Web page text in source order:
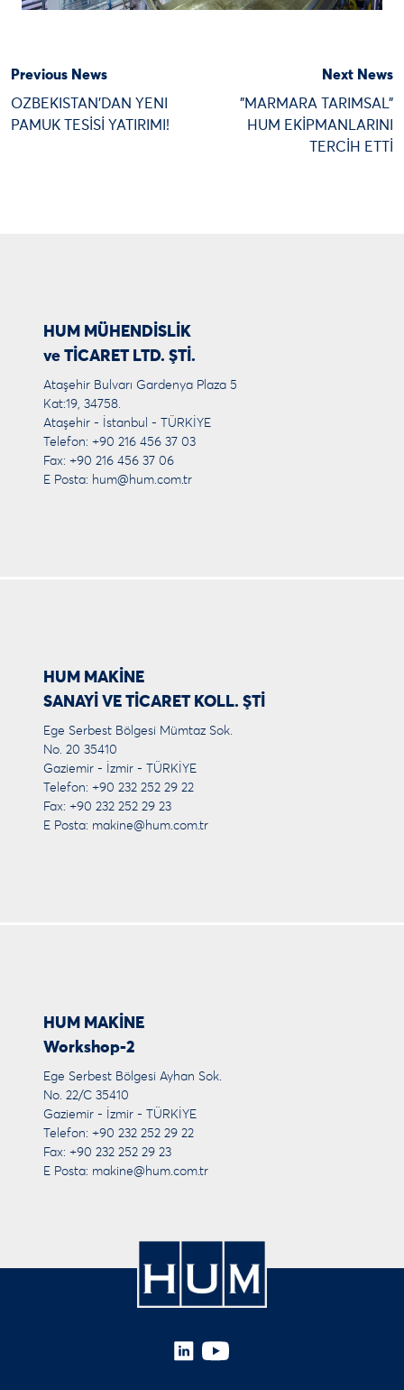
Previous News
OZBEKISTAN’DAN YENI
PAMUK TESİSİ YATIRIMI!
Next News
"MARMARA TARIMSAL"
HUM EKİPMANLARINI
TERCİH ETTİ
HUM MÜHENDİSLİK
ve TİCARET LTD. ŞTİ.
Ataşehir Bulvarı Gardenya Plaza 5
Kat:19, 34758.
Ataşehir - İstanbul - TÜRKİYE
Telefon: +90 216 456 37 03
Fax: +90 216 456 37 06
E Posta: hum@hum.com.tr
HUM MAKİNE
SANAYİ VE TİCARET KOLL. ŞTİ
Ege Serbest Bölgesi Mümtaz Sok.
No. 20 35410
Gaziemir - İzmir - TÜRKİYE
Telefon: +90 232 252 29 22
Fax: +90 232 252 29 23
E Posta: makine@hum.com.tr
HUM MAKİNE
Workshop-2
Ege Serbest Bölgesi Ayhan Sok.
No. 22/C 35410
Gaziemir - İzmir - TÜRKİYE
Telefon: +90 232 252 29 22
Fax: +90 232 252 29 23
E Posta: makine@hum.com.tr